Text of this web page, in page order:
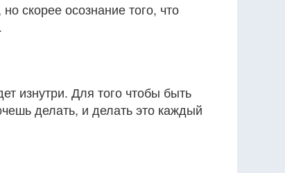
скорее осознание того, что
изнутри. Для того чтобы быть
делать, и делать это каждый